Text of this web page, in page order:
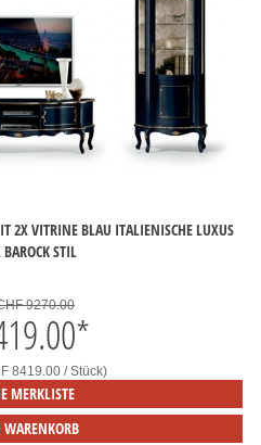
2X VITRINE BLAU ITALIENISCHE LUXUS
STIL
9270.00
*
8419.00 / Stück)
MERKLISTE